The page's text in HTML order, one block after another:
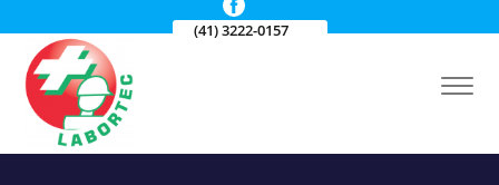
(41) 3222-0157